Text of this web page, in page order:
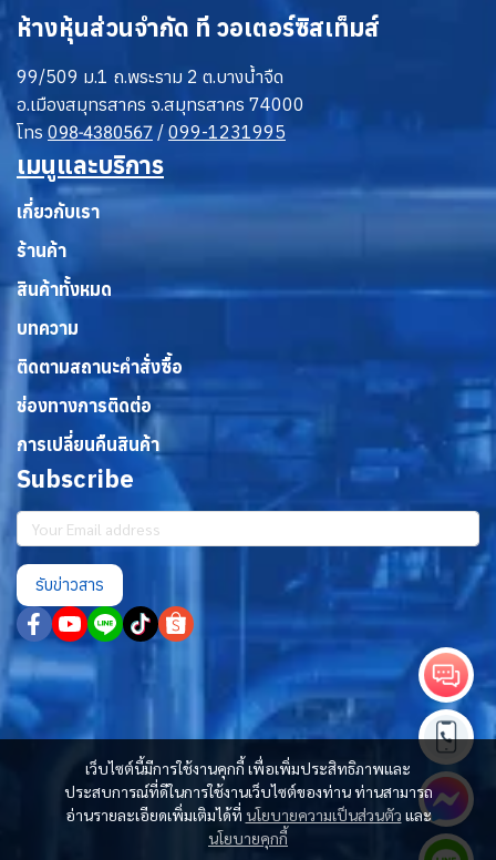
เว็บไซต์นี้มีการใช้งานคุกกี้ เพื่อเพิ่มประสิทธิภาพและ
ประสบการณ์ที่ดีในการใช้งานเว็บไซต์ของท่าน ท่านสามารถ
อ่านรายละเอียดเพิ่มเติมได้ที่ นโยบายความเป็นส่วนตัว และ
นโยบายคุกกี้
ห้างหุ้นส่วนจำกัด ที วอเตอร์ซิสเท็มส์
99/509 ม.1 ถ.พระราม 2 ต.บางน้ำจืด
อ.เมืองสมุทรสาคร จ.สมุทรสาคร 74000
โทร098-4380567 / 099-1231995
เมนูและบริการ
เกี่ยวกับเรา
ร้านค้า
สินค้าทั้งหมด
บทความ
ติดตามสถานะคำสั่งซื้อ
ช่องทางการติดต่อ
การเปลี่ยนคืนสินค้า
Subscribe
รับข่าวสาร